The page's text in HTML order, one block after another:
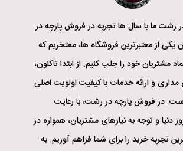
رشت ما با سال‌ ها تجربه در فروش پارچه در
یکی از معتبرترین فروشگاه‌ ها، مفتخریم که
مشتریان خود را جلب کنیم. از ابتدا تاکنون،
و ارائه خدمات با کیفیت اولویت اصلی
در فروش پارچه در رشت، با رعایت
دنیا و توجه به نیازهای مشتریان، همواره در
تجربه خرید را برای شما فراهم آوریم. به